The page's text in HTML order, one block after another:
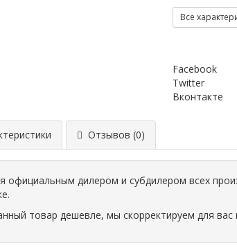
Все
Facebook
Twitter
Вконтакте
Отзывов (0)
официальным дилером и субдилером всех
товар дешевле, мы скорректируем для